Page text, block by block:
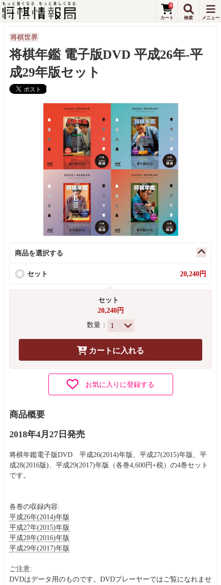
0
将棋世界
将棋年鑑 電子版DVD 平成26年-平
成29年版セット
商品を選択する
セット 20,240円
セット
20,240円
数量：
カートに入れる
お気に入りに登録する
商品概要
2018年4月27日発売
将棋年鑑電子版DVD 平成26(2014)年版、平成27(2015)年版、平
成28(2016版)、平成29(2017)年版（各巻4,600円+税）の4巻セット
です。
各巻の収録内容:
平成26年(2014)年版
平成27年(2015)年版
平成28年(2016)年版
平成29年(2017)年版
ご注意:
DVDはデータ用のものです。DVDプレーヤーではご覧になれませ